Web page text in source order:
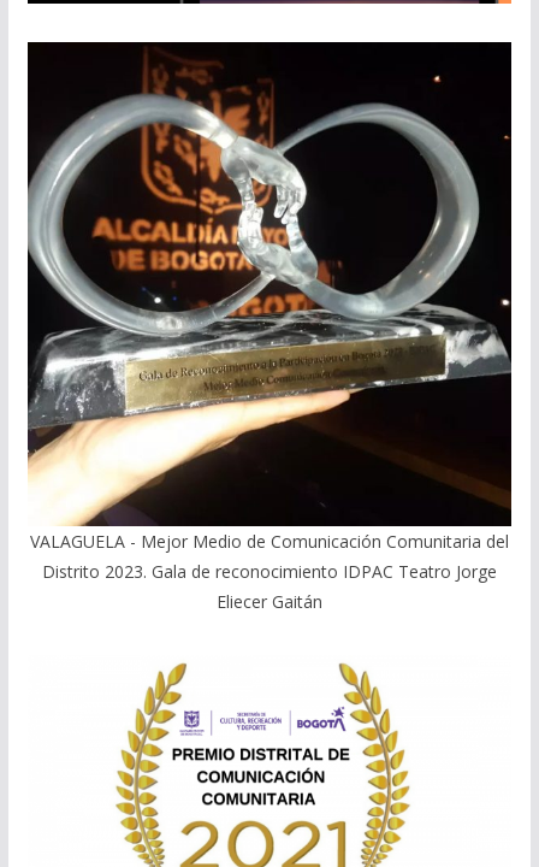
VALAGUELA - Mejor Medio de Comunicación Comunitaria del
Distrito 2023. Gala de reconocimiento IDPAC Teatro Jorge
Eliecer Gaitán